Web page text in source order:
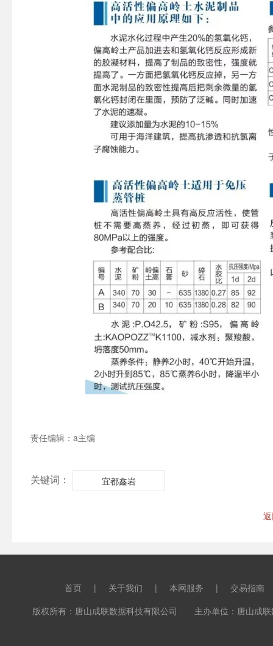
责任编辑：a主编
关键词： 宜都鑫岩
首页 | 关于我们 | 本网服务 |
交易指南
版权所有：唐山成联数据科技有限公司 主办单位：唐山成